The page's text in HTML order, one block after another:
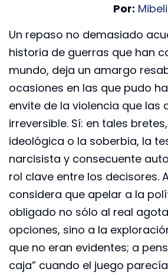
Por:
Un repaso no demasiado
historia de guerras que han
mundo, deja un amargo
ocasiones en las que pudo
envite de la violencia que las
irreversible. Sí: en tales
ideológica o la soberbia, la
narcisista y consecuente
rol clave entre los decisores.
considera que apelar a la
obligado no sólo al real
opciones, sino a la
que no eran evidentes; a
caja” cuando el juego